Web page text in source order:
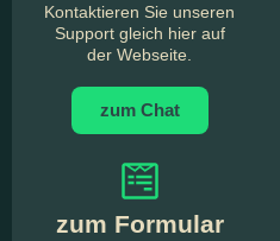
Kontaktieren Sie unseren
Support gleich hier auf
der Webseite.
zum Chat
zum Formular